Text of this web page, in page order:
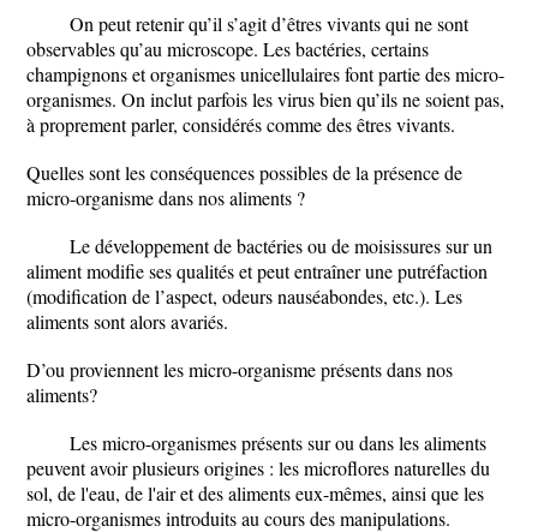
On peut retenir qu’il s’agit d’êtres vivants qui ne sont
observables qu’au microscope. Les bactéries, certains
champignons et organismes unicellulaires font partie des micro-
organismes. On inclut parfois les virus bien qu’ils ne soient pas,
à proprement parler, considérés comme des êtres vivants.
Quelles sont les conséquences possibles de la présence de
micro-organisme dans nos aliments ?
Le développement de bactéries ou de moisissures sur un
aliment modifie ses qualités et peut entraîner une putréfaction
(modification de l’aspect, odeurs nauséabondes, etc.). Les
aliments sont alors avariés.
D’ou proviennent les micro-organisme présents dans nos
aliments?
Les micro-organismes présents sur ou dans les aliments
peuvent avoir plusieurs origines : les microflores naturelles du
sol, de l'eau, de l'air et des aliments eux-mêmes, ainsi que les
micro-organismes introduits au cours des manipulations.